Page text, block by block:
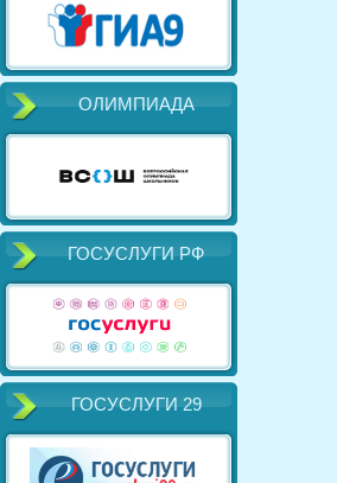
ОЛИМПИАДА
ГОСУСЛУГИ РФ
ГОСУСЛУГИ 29